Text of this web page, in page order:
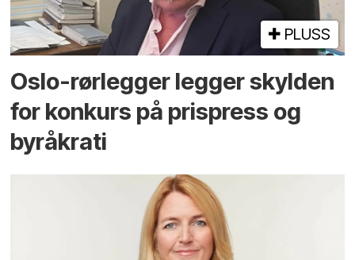
PLUSS
Oslo-rørlegger legger skylden
for konkurs på prispress og
byråkrati